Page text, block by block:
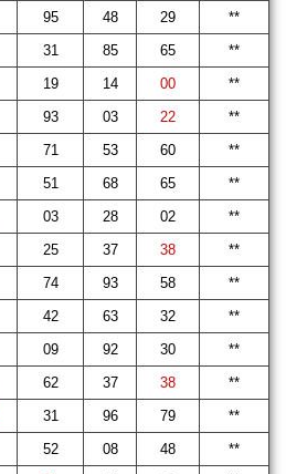
95 48 29
**
31 85 65
**
19 14 00
**
93 03 22
**
71 53 60
**
51 68 65
**
03 28 02
**
25 37 38
**
74 93 58
**
42 63 32
**
09 92 30
**
62 37 38
**
31 96 79
**
52 08 48
**